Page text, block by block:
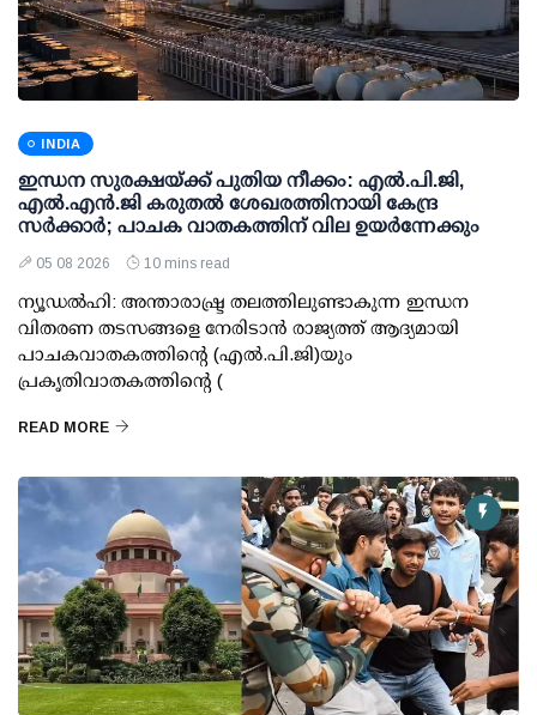
INDIA
ഇന്ധന സുരക്ഷയ്ക്ക് പുതിയ നീക്കം: എല്‍.പി.ജി,
എല്‍.എന്‍.ജി കരുതല്‍ ശേഖരത്തിനായി കേന്ദ്ര
സര്‍ക്കാര്‍; പാചക വാതകത്തിന് വില ഉയര്‍ന്നേക്കും
05 08 2026 10 mins read
ന്യൂഡല്‍ഹി: അന്താരാഷ്ട്ര തലത്തിലുണ്ടാകുന്ന ഇന്ധന
വിതരണ തടസങ്ങളെ നേരിടാന്‍ രാജ്യത്ത് ആദ്യമായി
പാചകവാതകത്തിന്റെ (എല്‍.പി.ജി)യും
പ്രകൃതിവാതകത്തിന്റെ (
READ MORE